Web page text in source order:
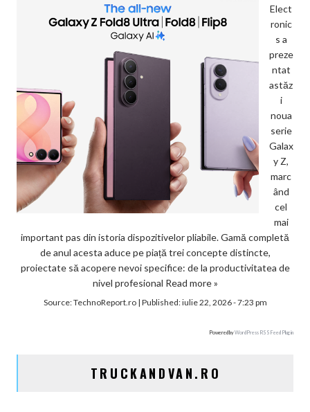
Elect
ronic
s a
preze
ntat
astăz
i
noua
serie
Galax
y Z,
marc
ând
cel
mai
important pas din istoria dispozitivelor pliabile. Gamă completă
de anul acesta aduce pe piață trei concepte distincte,
proiectate să acopere nevoi specifice: de la productivitatea de
nivel profesional Read more »
Source:TechnoReport.ro| Published:iulie 22, 2026 - 7:23 pm
Powered byWordPress RSS Feed Plugin
TRUCKANDVAN.RO